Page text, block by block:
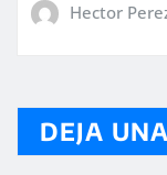
Hector
DEJA